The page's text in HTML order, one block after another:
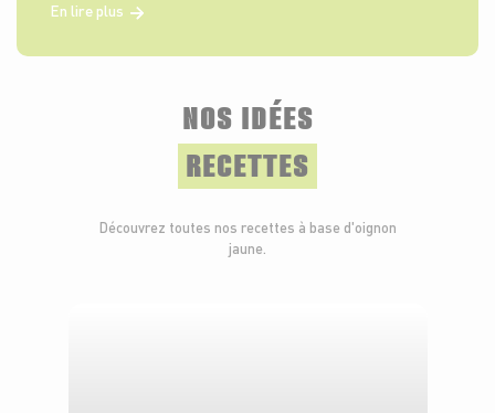
En lire plus
NOS IDÉES
RECETTES
Découvrez toutes nos recettes à base d'oignon
jaune.